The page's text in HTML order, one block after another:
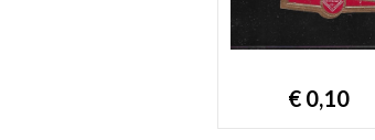
€ 0,10